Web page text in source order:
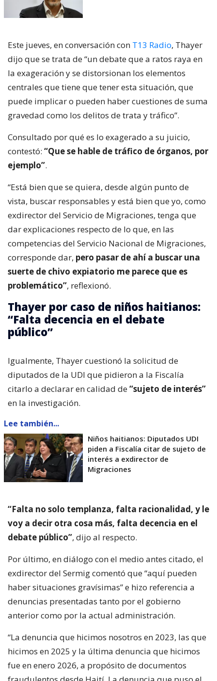
Este jueves, en conversación con T13 Radio, Thayer
dijo que se trata de “un debate que a ratos raya en
la exageración y se distorsionan los elementos
centrales que tiene que tener esta situación, que
puede implicar o pueden haber cuestiones de suma
gravedad como los delitos de trata y tráfico”.
Consultado por qué es lo exagerado a su juicio,
contestó: “Que se hable de tráfico de órganos, por
ejemplo”.
“Está bien que se quiera, desde algún punto de
vista, buscar responsables y está bien que yo, como
exdirector del Servicio de Migraciones, tenga que
dar explicaciones respecto de lo que, en las
competencias del Servicio Nacional de Migraciones,
corresponde dar, pero pasar de ahí a buscar una
suerte de chivo expiatorio me parece que es
problemático”, reflexionó.
Thayer por caso de niños haitianos:
“Falta decencia en el debate
público”
Igualmente, Thayer cuestionó la solicitud de
diputados de la UDI que pidieron a la Fiscalía
citarlo a declarar en calidad de“sujeto de interés”
en la investigación.
Lee también...
Niños haitianos: Diputados UDI
piden a Fiscalía citar de sujeto de
interés a exdirector de
Migraciones
“Falta no solo templanza, falta racionalidad, y le
voy a decir otra cosa más, falta decencia en el
debate público”, dijo al respecto.
Por último, en diálogo con el medio antes citado, el
exdirector del Sermig comentó que “aquí pueden
haber situaciones gravísimas” e hizo referencia a
denuncias presentadas tanto por el gobierno
anterior como por la actual administración.
“La denuncia que hicimos nosotros en 2023, las que
hicimos en 2025 y la última denuncia que hicimos
fue en enero 2026, a propósito de documentos